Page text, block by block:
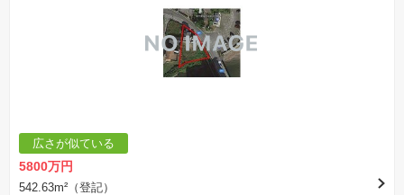
広さが似ている
5800万円
542.63m²（登記）